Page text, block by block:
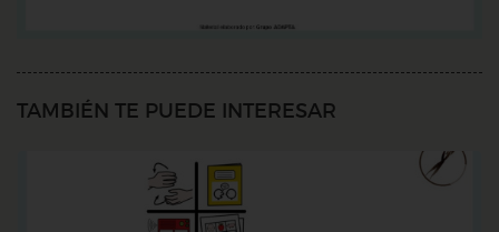
TAMBIÉN TE PUEDE INTERESAR